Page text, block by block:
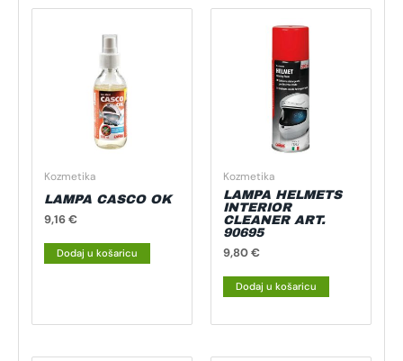
Kozmetika
LAMPA CASCO OK
9,16€
Dodaj u košaricu
Kozmetika
LAMPA HELMETS
INTERIOR
CLEANER ART.
90695
9,80€
Dodaj u košaricu